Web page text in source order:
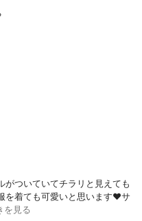
がついていてチラリと見えても
を着ても可愛いと思います❤︎サ
を見る